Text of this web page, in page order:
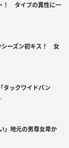
！ タイプの異性に一
シーズン初キス！ 女
ックワイドパン
」地元の男尊女卑か